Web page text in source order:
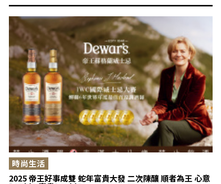
2025 帝王好事成雙 蛇年富貴大發 二次陳釀 順者為王 心意
時尚生活